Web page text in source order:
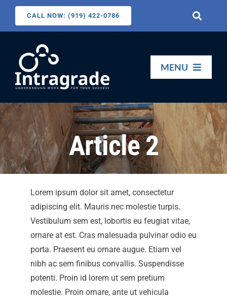
content
CALL NOW: (919) 422-0786
Toggle
MENU
HOME
SERVICES
CONTACT US
Article 2
Lorem ipsum dolor sit amet, consectetur
adipiscing elit. Mauris nec molestie turpis.
Vestibulum sem est, lobortis eu feugiat vitae,
ornare at est. Cras malesuada pulvinar odio eu
porta. Praesent eu ornare augue. Etiam vel
nibh ac sem finibus convallis. Suspendisse
potenti. Proin id lorem ut sem pretium
molestie. Proin ornare, ante ut vehicula